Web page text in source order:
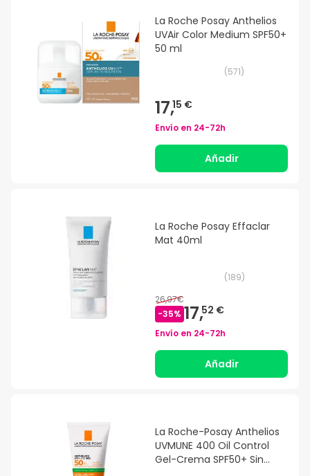
La Roche Posay Anthelios
UVAir Color Medium SPF50+
50 ml
(571)
17,15 €
Envío en 24-72h
Añadir
La Roche Posay Effaclar
Mat 40ml
(189)
26,97€
-35% 17,52 €
Envío en 24-72h
Añadir
La Roche-Posay Anthelios
UVMUNE 400 Oil Control
Gel-Crema SPF50+ Sin